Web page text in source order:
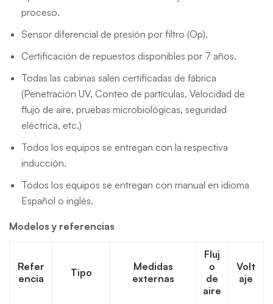
proceso.
Sensor diferencial de presión por filtro (Op).
Certificación de repuestos disponibles por 7 años.
Todas las cabinas salen certificadas de fábrica
(Penetración UV, Conteo de partículas, Velocidad de
flujo de aire, pruebas microbiológicas, seguridad
eléctrica, etc.)
Todos los equipos se entregan con la respectiva
inducción.
Todos los equipos se entregan con manual en idioma
Español o inglés.
Modelos y referencias
Refer
encia
Tipo
Medidas
externas
Fluj
o
de
aire
Volt
aje